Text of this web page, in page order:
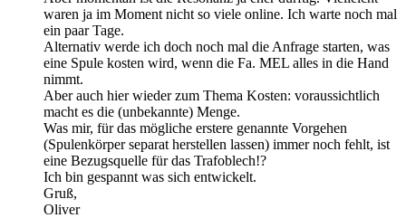
waren ja im Moment nicht so viele online. Ich warte noch mal
ein paar Tage.
Alternativ werde ich doch noch mal die Anfrage starten, was
eine Spule kosten wird, wenn die Fa. MEL alles in die Hand
nimmt.
Aber auch hier wieder zum Thema Kosten: voraussichtlich
macht es die (unbekannte) Menge.
Was mir, für das mögliche erstere genannte Vorgehen
(Spulenkörper separat herstellen lassen) immer noch fehlt, ist
eine Bezugsquelle für das Trafoblech!?
Ich bin gespannt was sich entwickelt.
Gruß,
Oliver